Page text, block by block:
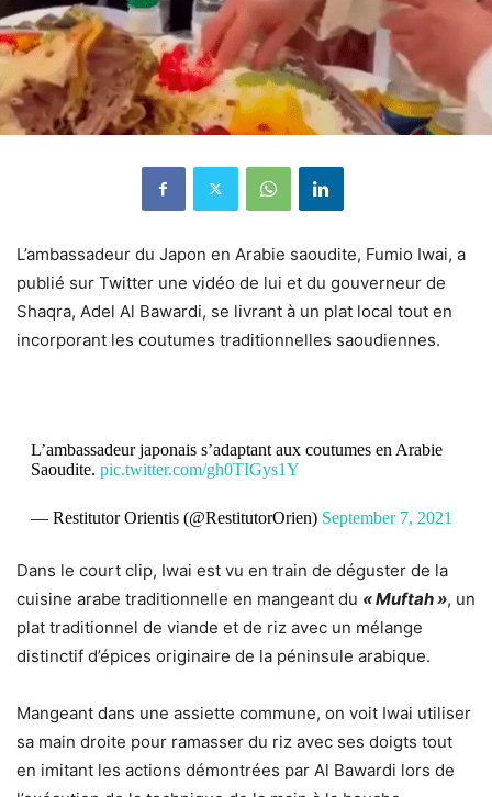
L’ambassadeur du Japon en Arabie saoudite, Fumio Iwai, a
publié sur Twitter une vidéo de lui et du gouverneur de
Shaqra, Adel Al Bawardi, se livrant à un plat local tout en
incorporant les coutumes traditionnelles saoudiennes.
L’ambassadeur japonais s’adaptant aux coutumes en Arabie
Saoudite. pic.twitter.com/gh0TIGys1Y
— Restitutor Orientis (@RestitutorOrien) September 7, 2021
Dans le court clip, Iwai est vu en train de déguster de la
cuisine arabe traditionnelle en mangeant du « Muftah », un
plat traditionnel de viande et de riz avec un mélange
distinctif d’épices originaire de la péninsule arabique.
Mangeant dans une assiette commune, on voit Iwai utiliser
sa main droite pour ramasser du riz avec ses doigts tout
en imitant les actions démontrées par Al Bawardi lors de